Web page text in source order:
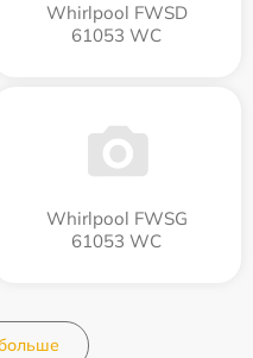
Whirlpool FWSD
61053 WC
Whirlpool FWSG
61053 WC